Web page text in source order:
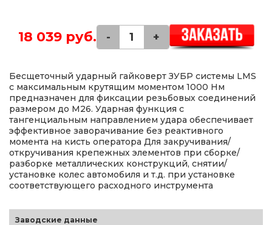
18 039 руб. - +
Бесщеточный ударный гайковерт ЗУБР системы LMS
с максимальным крутящим моментом 1000 Нм
предназначен для фиксации резьбовых соединений
размером до М26. Ударная функция с
тангенциальным направлением удара обеспечивает
эффективное заворачивание без реактивного
момента на кисть оператора Для закручивания/
откручивания крепежных элементов при сборке/
разборке металлических конструкций, снятии/
установке колес автомобиля и т.д. при установке
соответствующего расходного инструмента
Заводские данные